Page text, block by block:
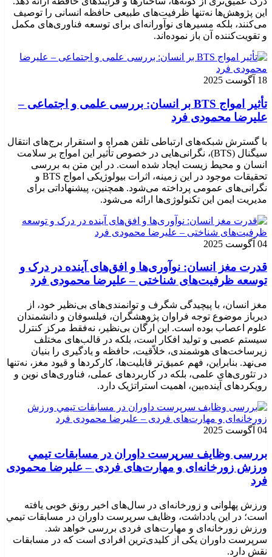
این پژوهش‌ها نه‌تنها ظرفیت‌های طبیعی حافظه انسانی را توصیف
می‌کنند، بلکه مسیرهای نوآورانه‌ای برای توسعه فناوری‌های مکمل
و تقویت‌کننده آن باز نموده‌اند.
18 آگوست 2025
تأثیر امواج BTS بر انسان: بررسی علمی و اجتماعی –
علیرضا محمودی فرد
با گسترش شبکه‌های ارتباطی تلفن همراه و استقرار برج‌های انتقال
سیگنال (BTS)، نگرانی‌هایی در خصوص تأثیر این امواج بر سلامت
انسان و محیط زیست ایجاد شده است. در این متن به بررسی
تحقیقات موجود در این زمینه، اثرات بیولوژیکی امواج BTS و
نگرانی‌های عمومی پرداخته می‌شود. همچنین، پیشنهاداتی برای
مدیریت ایمن این تکنولوژی‌ها ارائه می‌شود.
04 آگوست 2025
قدرت مغز انسان: نوآوری‌ها و افق‌های آینده در درک و
توسعه ظرفیت‌های شناختی – علیرضا محمودی فرد
مغز انسان، با پیچیدگی شگرف و توانمندی‌های بی‌نظیر خود، از
دیرباز موضوع توجه فراوان پژوهشگران، فیلسوفان و دانشمندان
علوم اعصاب بوده است. این ارگان بی‌نظیر، نه‌فقط مرکز کنترل
سیستم عصبی و تولید افکار است، بلکه در قالب‌های مختلف
زیرساخت‌های هوشمندی، خلاّقیت، حافظه و یادگیری را بنیان
می‌نهد. بنابراین، فهم عمیق‌تر قابلیت‌ها، کارکردها و قیود مغز، نه‌تنها
در تئوری‌های علمی، بلکه در کاربردهای عملی، فناوری‌های نوین و
رویکردهای آینده‌بین، اهمیت استراتژیک دارد.
04 آگوست 2025
بررسی وظايف سرپرست داوران در مسابقات تیمي
ورزش زورخانه‌ای و مهارت‌های فردی – علیرضا محمودی
فرد
ورزش پهلوانی و زورخانه‌ای در سال‌های اخیر رونق خوبی یافته
است؛ در این یادداشت، وظایف سرپرست داوران در مسابقات تیمي
ورزش زورخانه‌ای و مهارت‌های فردی بررسی خواهد شد.
سرپرست داوران یکی از کلیدی‌ترین افرادی است که در مسابقات
نقش دارد.